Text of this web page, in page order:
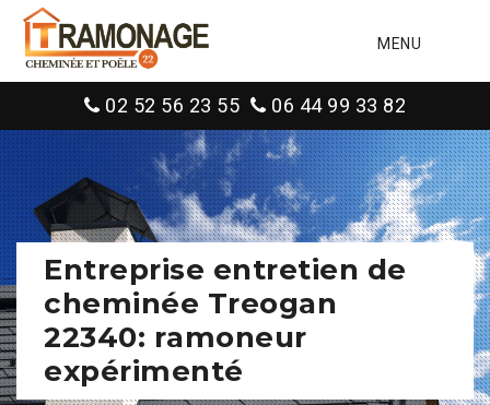
MENU
02 52 56 23 55 06 44 99 33 82
Entreprise entretien de
cheminée Treogan
22340: ramoneur
expérimenté